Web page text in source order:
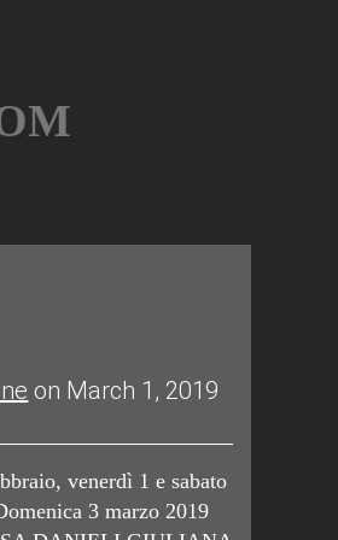
on March 1, 2019
venerdì 1 e sabato
3 marzo 2019